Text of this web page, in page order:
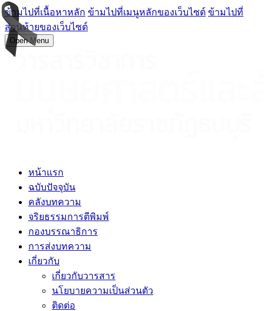
ข้ามไปที่เนื้อหาหลัก ข้ามไปที่เมนูหลักของเว็บไซต์ ข้ามไปที่
ส่วนท้ายของเว็บไซต์
Open Menu
หน้าแรก
ฉบับปัจจุบัน
คลังบทความ
จริยธรรมการตีพิมพ์
กองบรรณาธิการ
การส่งบทความ
เกี่ยวกับ
เกี่ยวกับวารสาร
นโยบายความเป็นส่วนตัว
ติดต่อ